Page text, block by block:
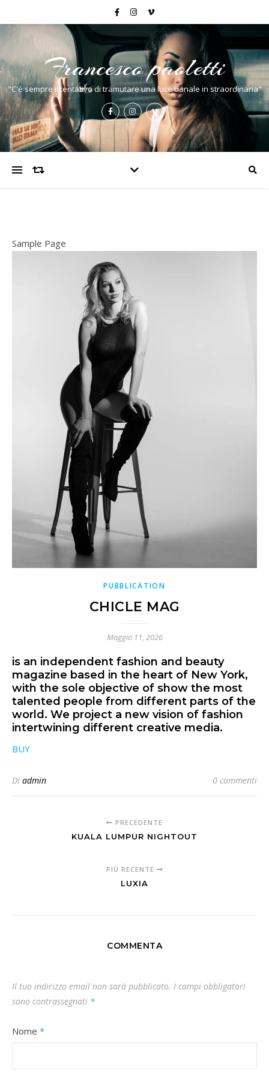
Francesco paoletti
"C'è sempre il tentativo di tramutare una luce banale in straordinaria"
Sample Page
PUBBLICATION
CHICLE MAG
Maggio 11, 2026
is an independent fashion and beauty
magazine based in the heart of New York,
with the sole objective of show the most
talented people from different parts of the
world. We project a new vision of fashion
intertwining different creative media.
BUY
Di admin 0 commenti
PRECEDENTE
KUALA LUMPUR NIGHTOUT
PIÙ RECENTE
LUXIA
COMMENTA
Il tuo indirizzo email non sarà pubblicato. I campi obbligatori
sono contrassegnati *
Nome *